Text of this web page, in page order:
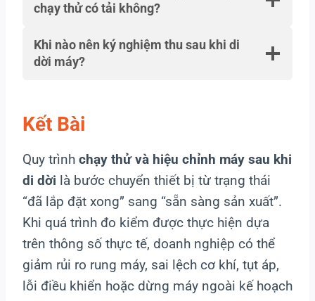
chạy thử có tải không?
Khi nào nên ký nghiệm thu sau khi di
dời máy?
Kết Bài
Quy trình chạy thử và hiệu chỉnh máy sau khi
di dời là bước chuyển thiết bị từ trạng thái
“đã lắp đặt xong” sang “sẵn sàng sản xuất”.
Khi quá trình đo kiểm được thực hiện dựa
trên thông số thực tế, doanh nghiệp có thể
giảm rủi ro rung máy, sai lệch cơ khí, tụt áp,
lỗi điều khiển hoặc dừng máy ngoài kế hoạch